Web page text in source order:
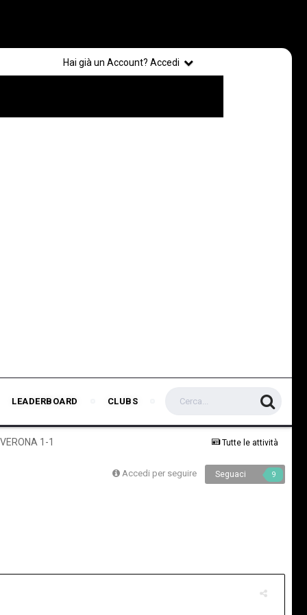
Hai già un Account? Accedi
LEADERBOARD CLUBS
Tutte le attività
1-1
Accedi per seguire Seguaci 9